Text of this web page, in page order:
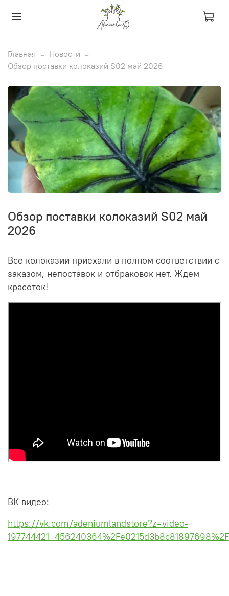
Главная
Новости
Обзор поставки колоказий S02 май 2026
Обзор поставки колоказий S02 май
2026
Все колоказии приехали в полном соответствии с
заказом, непоставок и отбраковок нет. Ждем
красоток!
ВК видео:
https://vk.com/adeniumlandstore?z=video-